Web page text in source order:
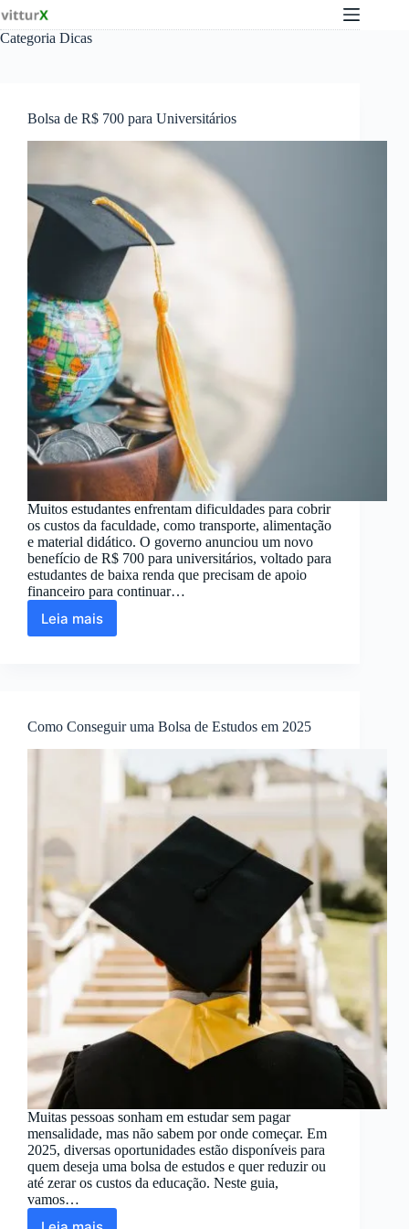
Pular
para
o
Categoria Dicas
Bolsa de R$ 700 para Universitários
Muitos estudantes enfrentam dificuldades para cobrir
os custos da faculdade, como transporte, alimentação
e material didático. O governo anunciou um novo
benefício de R$ 700 para universitários, voltado para
estudantes de baixa renda que precisam de apoio
financeiro para continuar…
Leia mais
Bolsa
Como Conseguir uma Bolsa de Estudos em 2025
Muitas pessoas sonham em estudar sem pagar
mensalidade, mas não sabem por onde começar. Em
2025, diversas oportunidades estão disponíveis para
quem deseja uma bolsa de estudos e quer reduzir ou
até zerar os custos da educação. Neste guia,
vamos…